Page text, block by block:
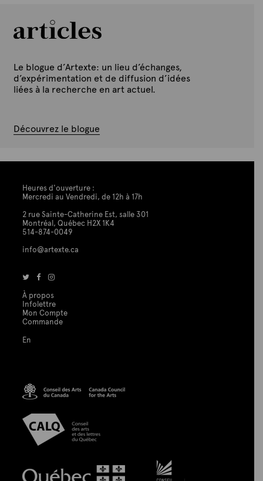
Le blogue d’Artexte: un lieu d’échanges,
d’expérimentation et de diffusion d’idées
liées à la recherche en art actuel.
Découvrez le blogue
Heures d'ouverture :
Mercredi au Vendredi, de 12h à 17h
2 rue Sainte-Catherine Est, salle 301
Montréal, Québec H2X 1K4
514-874-0049
info@artexte.ca
À propos
Infolettre
Mon Compte
Commande
En